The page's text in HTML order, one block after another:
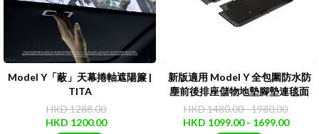
Model Y「蔽」天幕捲軸遮陽簾 |
TITA
HKD 1288.00
HKD 1200.00
新版適用 Model Y 全包圍防水防
塵前後排座儲物地墊腳墊連毯面
（6件套/9件套/10件套）｜3W
HKD 1480.00 - 1980.00
HKD 1099.00 - 1699.00